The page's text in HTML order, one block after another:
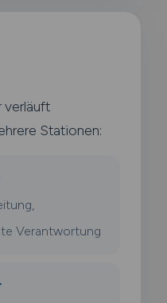
verläuft
Stationen:
Verantwortung